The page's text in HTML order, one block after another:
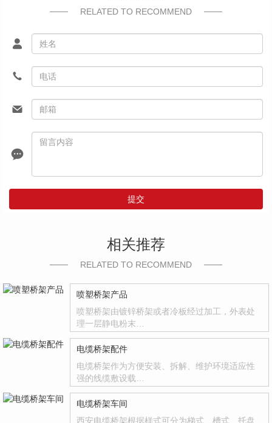
RELATED TO RECOMMEND
提交
相关推荐
RELATED TO RECOMMEND
喷塑桥架产品
喷塑桥架由镀锌桥架或者冷板经过加工，外表处
理一层静电粉末…
电缆桥架配件
电缆桥架作为方便安装、拆解、维护环境适应性
强的线缆敷设载…
电缆桥架车间
西安电缆桥架根据样式可分为梯式、槽式、托盘